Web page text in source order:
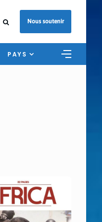
Nous soutenir
PAYS